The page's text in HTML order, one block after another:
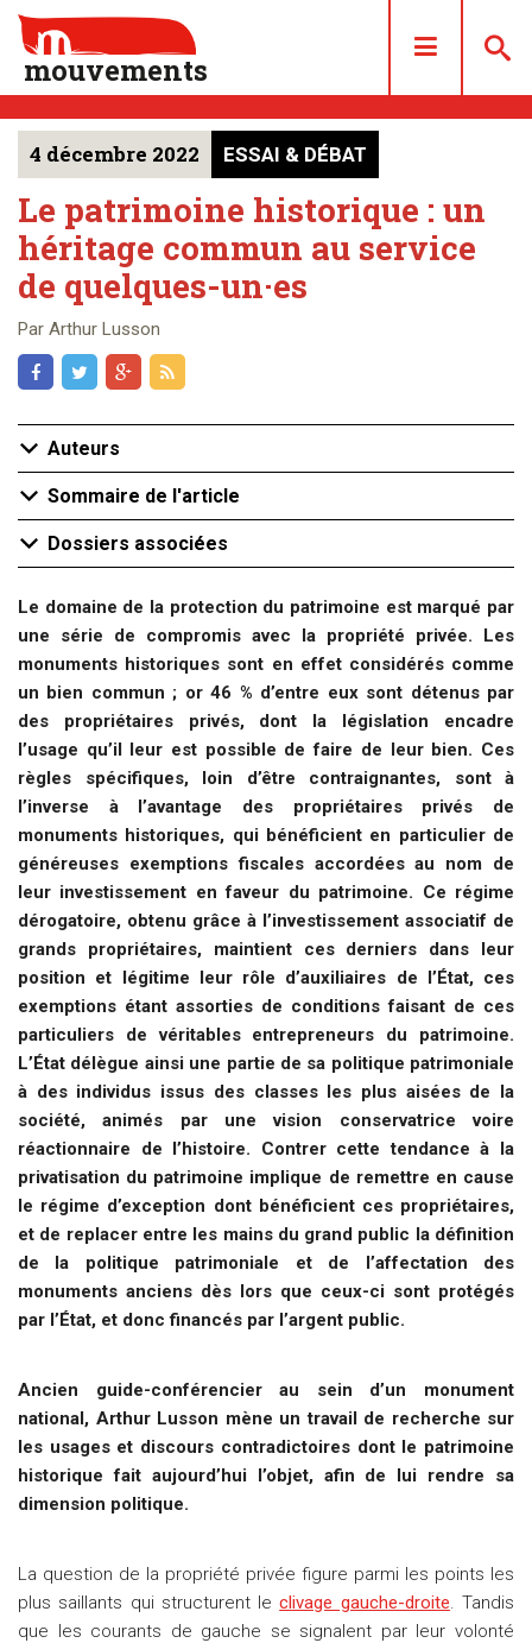
mouvements
DOSSIERS
ARTICLES
LES NUMÉROS
QUI SOMMES NOUS ?
CONTACT
4 décembre 2022 ESSAI & DÉBAT
Le patrimoine historique : un
héritage commun au service
de quelques-un·es
Par Arthur Lusson
Auteurs
Sommaire de l'article
Dossiers associées
Le domaine de la protection du patrimoine est marqué par
une série de compromis avec la propriété privée. Les
monuments historiques sont en effet considérés comme
un bien commun ; or 46 % d’entre eux sont détenus par
des propriétaires privés, dont la législation encadre
l’usage qu’il leur est possible de faire de leur bien. Ces
règles spécifiques, loin d’être contraignantes, sont à
l’inverse à l’avantage des propriétaires privés de
monuments historiques, qui bénéficient en particulier de
généreuses exemptions fiscales accordées au nom de
leur investissement en faveur du patrimoine. Ce régime
dérogatoire, obtenu grâce à l’investissement associatif de
grands propriétaires, maintient ces derniers dans leur
position et légitime leur rôle d’auxiliaires de l’État, ces
exemptions étant assorties de conditions faisant de ces
particuliers de véritables entrepreneurs du patrimoine.
L’État délègue ainsi une partie de sa politique patrimoniale
à des individus issus des classes les plus aisées de la
société, animés par une vision conservatrice voire
réactionnaire de l’histoire. Contrer cette tendance à la
privatisation du patrimoine implique de remettre en cause
le régime d’exception dont bénéficient ces propriétaires,
et de replacer entre les mains du grand public la définition
de la politique patrimoniale et de l’affectation des
monuments anciens dès lors que ceux-ci sont protégés
par l’État, et donc financés par l’argent public.
Ancien guide-conférencier au sein d’un monument
national, Arthur Lusson mène un travail de recherche sur
les usages et discours contradictoires dont le patrimoine
historique fait aujourd’hui l’objet, afin de lui rendre sa
dimension politique.
La question de la propriété privée figure parmi les points les
plus saillants qui structurent leclivage gauche-droite. Tandis
que les courants de gauche se signalent par leur volonté